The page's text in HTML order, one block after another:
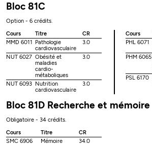
Bloc 81C
Option - 6 crédits.
Cours
Titre
CR
MMD 6011 Pathologie
cardiovasculaire
3.0
NUT 6027 Obésité et
maladies
cardio-
métaboliques
3.0
NUT 6093 Nutrition
cardiovasculaire
3.0
Cours
PHL 6071
PHM 6065
PSL 6170
Bloc 81D Recherche et mémoire
Obligatoire - 34 crédits.
Cours
Titre
CR
SMC 6906
Mémoire 34.0